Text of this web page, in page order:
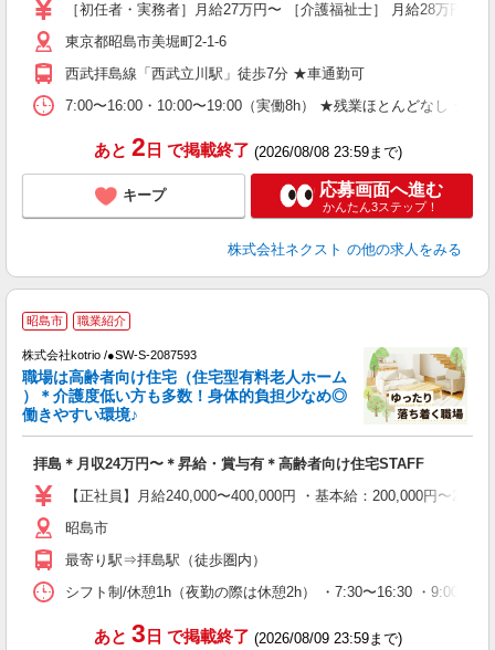
［初任者・実務者］月給27万円〜 ［介護福祉士］ 月給28万円〜
東京都昭島市美堀町2-1-6
西武拝島線「西武立川駅」徒歩7分 ★車通勤可
7:00〜16:00・10:00〜19:00（実働8h） ★残業ほとんどなし ★夜
あと 2 日 で掲載終了 (2026/08/08 23:59まで)
キープ 応募画面へ進む
かんたん3ステップ！
株式会社ネクスト の他の求人をみる
昭島市 職業紹介
株式会社kotrio /●SW-S-2087593
職場は高齢者向け住宅（住宅型有料老人ホーム
）＊介護度低い方も多数！身体的負担少なめ◎
働きやすい環境♪
拝島＊月収24万円〜＊昇給・賞与有＊高齢者向け住宅STAFF
【正社員】月給240,000〜400,000円 ・基本給：200,000円〜
昭島市
最寄り駅⇒拝島駅（徒歩圏内）
シフト制/休憩1h（夜勤の際は休憩2h） ・7:30〜16:30 ・9:00〜
あと 3 日 で掲載終了 (2026/08/09 23:59まで)